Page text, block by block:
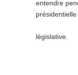
entendre
présidentielle
législative.